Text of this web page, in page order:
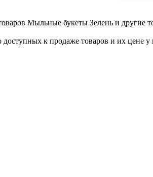
Мыльные букеты Зелень и другие
к продаже товаров и их цене у